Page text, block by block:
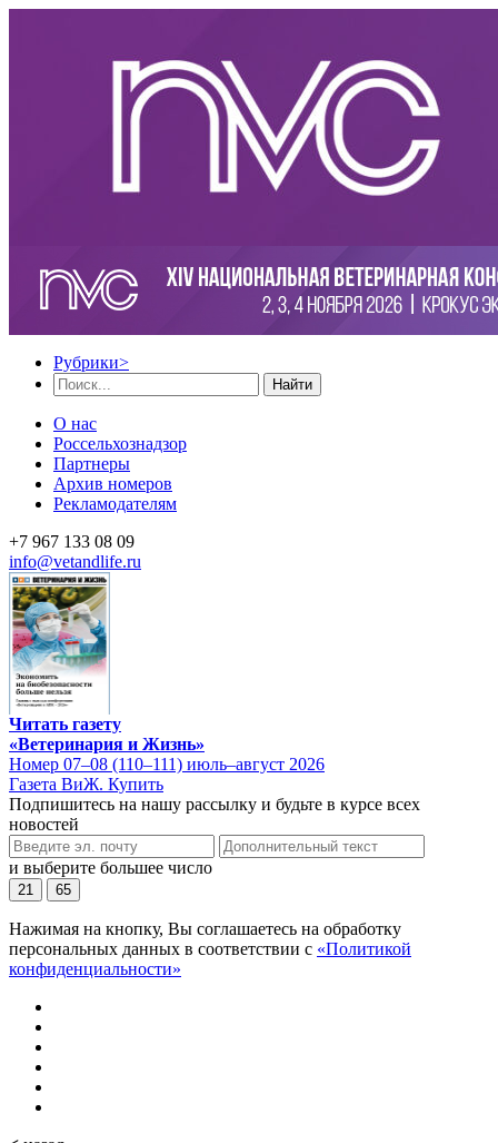
Рубрики>
Найти
О нас
Россельхознадзор
Партнеры
Архив номеров
Рекламодателям
+7 967 133 08 09
info@vetandlife.ru
Читать газету
«Ветеринария и Жизнь»
Номер 07–08 (110–111) июль–август 2026
Газета ВиЖ. Купить
Подпишитесь на нашу рассылку и будьте в курсе всех
новостей
и выберите большее число
21 65
Нажимая на кнопку, Вы соглашаетесь на обработку
персональных данных в соответствии с «Политикой
конфиденциальности»